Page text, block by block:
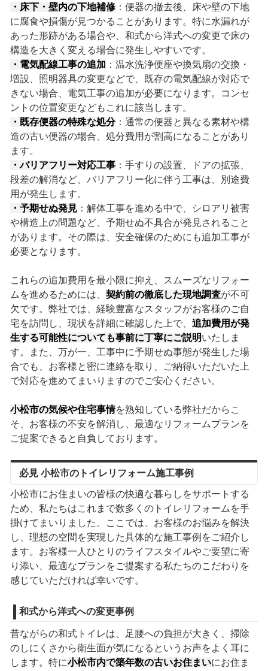
・床下・壁内の下地補修：便器の撤去後、床や壁の下地
に腐食や損傷が見つかることがあります。特に水漏れが
あった形跡がある場合や、和式から洋式への変更で床の
構造を大きく変える場合に発生しやすいです。
・電気配線工事の追加 ：温水洗浄便座や換気扇の交換・
増設、照明器具の変更などで、既存の電気配線が対応で
きない場合、電気工事の追加が必要になります。コンセ
ントの位置変更などもこれに該当します。
・既存便器の特殊な処分：通常の便器と異なる素材や構
造の古い便器の場合、処分費用が割高になることがあり
ます。
・バリアフリー対応工事：手すりの設置、ドアの拡張、
段差の解消など、バリアフリー化に伴う工事は、別途費
用が発生します。
・予期せぬ発見：解体工事を進める中で、シロアリ被害
や構造上の問題など、予期せぬ不具合が発見されること
があります。その際は、安全確保のためにも追加工事が
必要となります。
これらの追加費用を最小限に抑え、スムーズなリフォー
ムを進めるためには、 契約前の徹底した現地調査が不可
欠です。弊社では、経験豊富なスタッフがお客様のご自
宅を訪問し、現状を詳細に確認した上で、 追加費用が発
生する可能性についても事前に丁寧にご説明いたしま
す。また、万が一、工事中に予期せぬ事態が発生した場
合でも、お客様と密に連絡を取り、ご納得いただいた上
で対応を進めてまいりますのでご安心ください。
小松市の気候や住宅事情を熟知している弊社だからこ
そ、お客様の不安を解消し、最適なリフォームプランを
ご提案できると自負しております。
必見 小松市のトイレリフォーム施工事例
小松市にお住まいの皆様の快適な暮らしをサポートする
ため、私たちはこれまで数多くのトイレリフォームを手
掛けてまいりました。ここでは、お客様のお悩みを解決
し、理想の空間を実現した具体的な施工事例をご紹介し
ます。お客様一人ひとりのライフスタイルやご要望に寄
り添い、最適なプランをご提案する私たちのこだわりを
感じていただければ幸いです。
和式から洋式への変更事例
昔ながらの和式トイレは、足腰への負担が大きく、掃除
のしにくさから衛生面が気になるというお声をよく耳に
します。特に小松市内で築年数の古いお住まいにお住ま